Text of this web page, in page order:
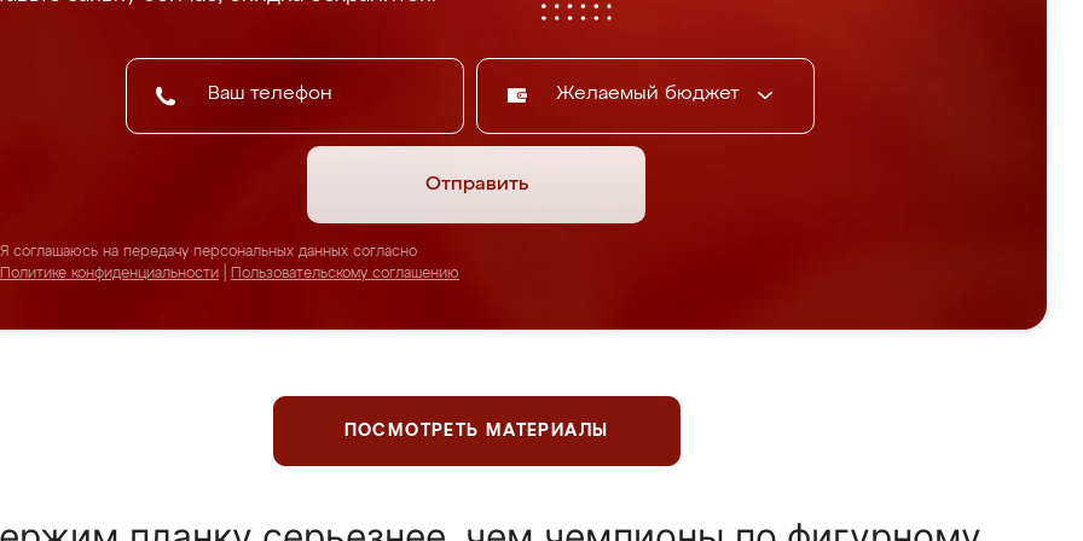
Желаемый бюджет
Отправить
Я соглашаюсь на передачу персональных данных согласно
Политике конфиденциальности
Пользовательскому соглашению
ПОСМОТРЕТЬ МАТЕРИАЛЫ